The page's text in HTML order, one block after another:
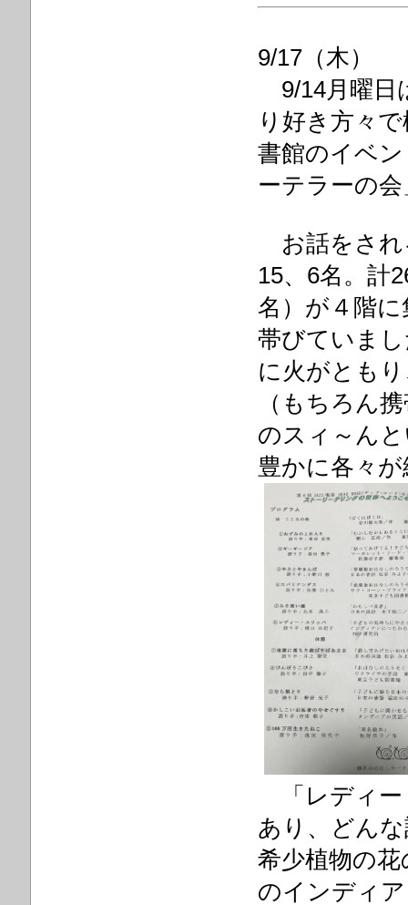
9/17（木）
9/14月曜日
り好き方々
書館のイベ
ーテラーの
お話をされ
15、6名。計
名）が４階
帯びていま
に火がとも
（もちろん
のスィ～ん
豊かに各々
「レディー
あり、どん
希少植物の
のインディ